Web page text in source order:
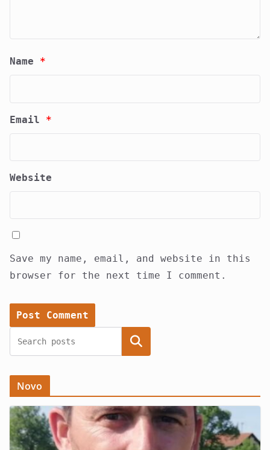
Name *
Email *
Website
Save my name, email, and website in this
browser for the next time I comment.
Search
Novo